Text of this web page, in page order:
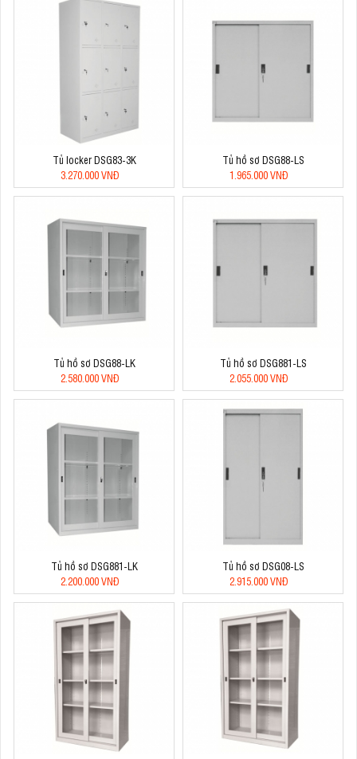
Tủ locker DSG83-3K
3.270.000 VNĐ
Tủ hồ sơ DSG88-LS
1.965.000 VNĐ
Tủ hồ sơ DSG88-LK
2.580.000 VNĐ
Tủ hồ sơ DSG881-LS
2.055.000 VNĐ
Tủ hồ sơ DSG881-LK
2.200.000 VNĐ
Tủ hồ sơ DSG08-LS
2.915.000 VNĐ